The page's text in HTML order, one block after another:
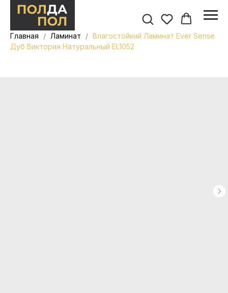
Главная Ламинат
Влагостойкий Ламинат Ever Sense
Дуб Виктория Натуральный EL1052